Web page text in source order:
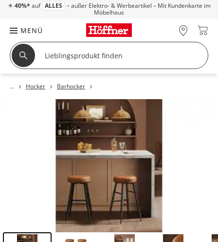
☀ 40%* auf ALLES – außer Elektro- & Werbeartikel – Mit Kundenkarte im
Möbelhaus
MENÜ
Hocker Barhocker